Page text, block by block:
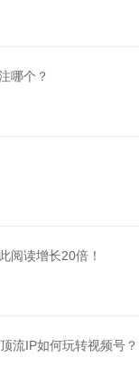
哪个？
阅读增长20倍！
流IP如何玩转视频号